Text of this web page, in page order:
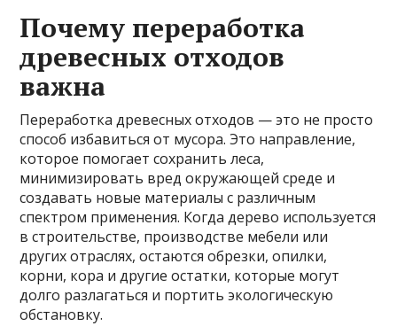
Почему переработка
древесных отходов
важна
Переработка древесных отходов — это не просто
способ избавиться от мусора. Это направление,
которое помогает сохранить леса,
минимизировать вред окружающей среде и
создавать новые материалы с различным
спектром применения. Когда дерево используется
в строительстве, производстве мебели или
других отраслях, остаются обрезки, опилки,
корни, кора и другие остатки, которые могут
долго разлагаться и портить экологическую
обстановку.